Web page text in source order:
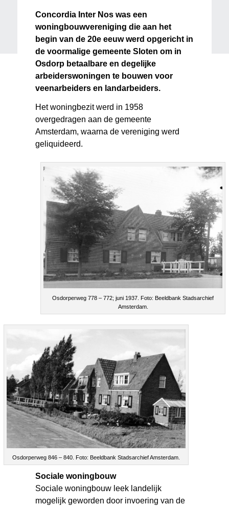
Concordia Inter Nos was een
woningbouwvereniging die aan het
begin van de 20e eeuw werd opgericht in
de voormalige gemeente Sloten om in
Osdorp betaalbare en degelijke
arbeiderswoningen te bouwen voor
veenarbeiders en landarbeiders.
Het woningbezit werd in 1958
overgedragen aan de gemeente
Amsterdam, waarna de vereniging werd
geliquideerd.
Osdorperweg 778 – 772; juni 1937. Foto: Beeldbank Stadsarchief
Amsterdam.
Osdorperweg 846 – 840. Foto: Beeldbank Stadsarchief Amsterdam.
Sociale woningbouw
Sociale woningbouw leek landelijk
mogelijk geworden door invoering van de